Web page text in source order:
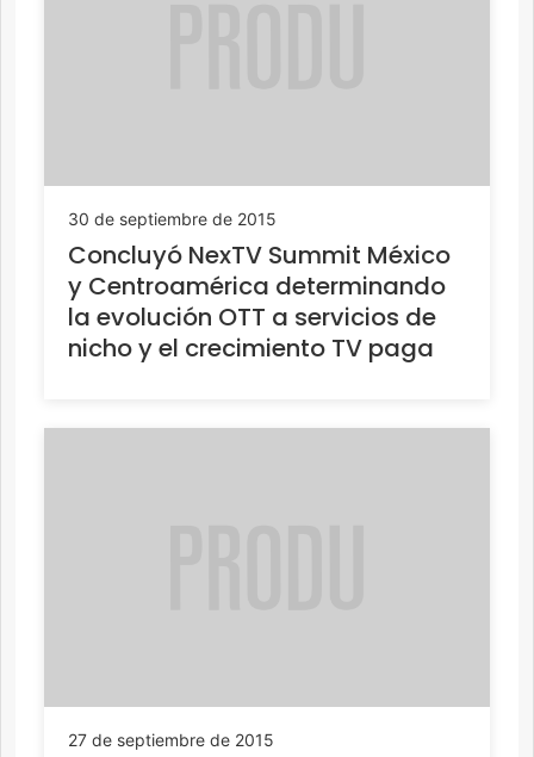
30 de septiembre de 2015
Concluyó NexTV Summit México
y Centroamérica determinando
la evolución OTT a servicios de
nicho y el crecimiento TV paga
27 de septiembre de 2015